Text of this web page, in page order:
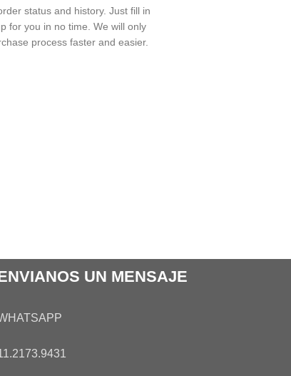
status and history. Just fill in
for you in no time. We will only
process faster and easier.
UN MENSAJE